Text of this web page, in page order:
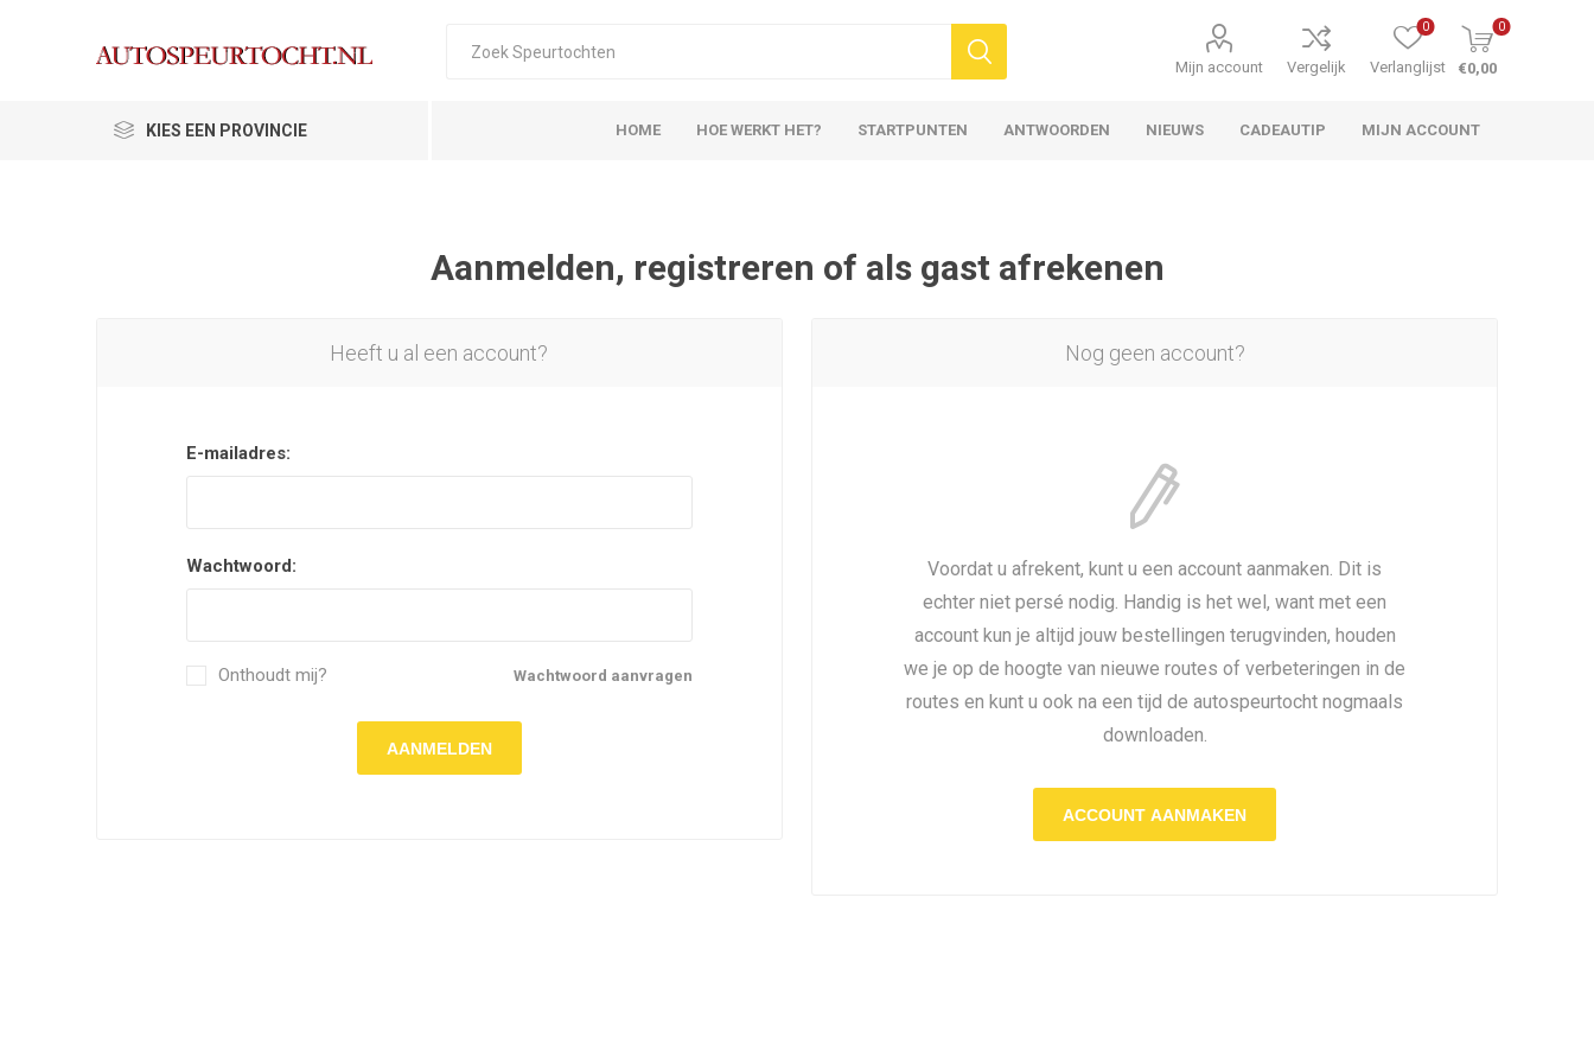
Mijn account Vergelijk Verlanglijst
0 0
€0,00
KIES EEN PROVINCIE HOME HOE WERKT HET? STARTPUNTEN ANTWOORDEN NIEUWS CADEAUTIP MIJN ACCOUNT
Aanmelden, registreren of als gast afrekenen
Nog geen account?
Voordat u afrekent, kunt u een account aanmaken. Dit is
echter niet persé nodig. Handig is het wel, want met een
account kun je altijd jouw bestellingen terugvinden, houden
we je op de hoogte van nieuwe routes of verbeteringen in de
routes en kunt u ook na een tijd de autospeurtocht nogmaals
downloaden.
ACCOUNT AANMAKEN
Heeft u al een account?
E-mailadres:
Wachtwoord:
Wachtwoord aanvragen
Onthoudt mij?
AANMELDEN